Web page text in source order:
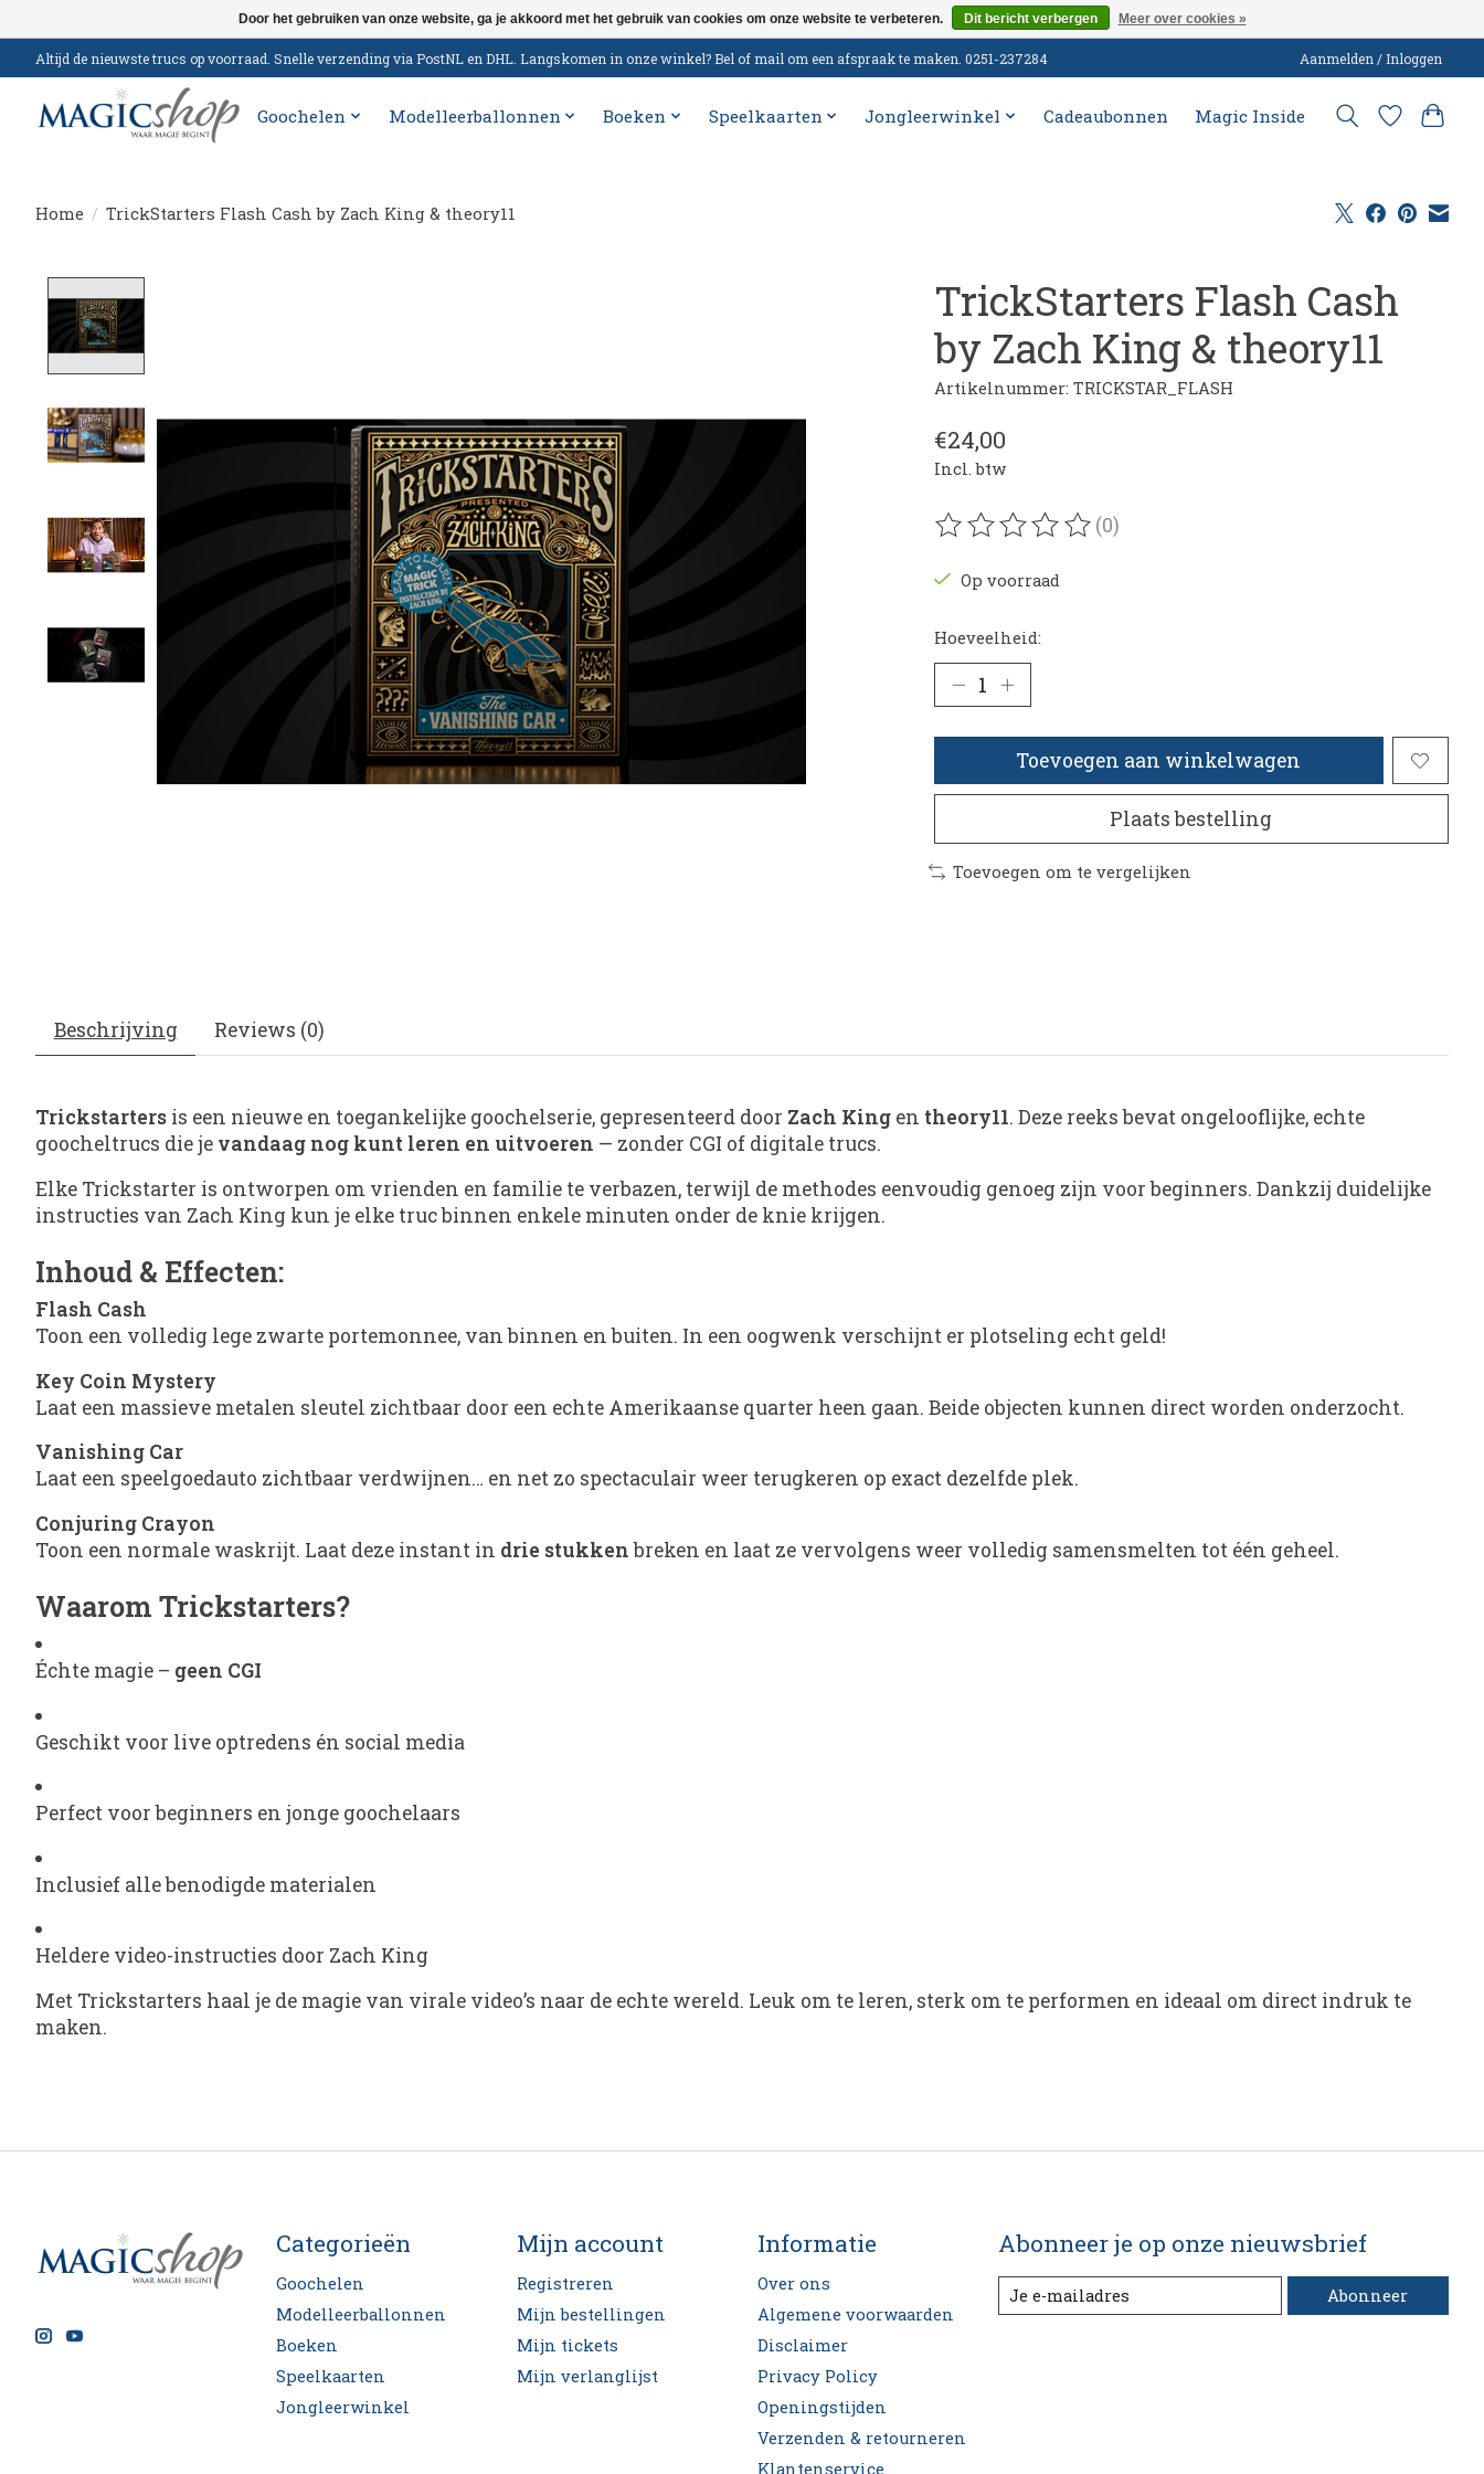
Altijd de nieuwste trucs op voorraad. Snelle verzending via PostNL en DHL. Langskomen in onze winkel? Bel of mail om een afspraak te maken. 0251-237284 Aanmelden / Inloggen
Goochelen Modelleerballonnen Boeken Speelkaarten Jongleerwinkel Cadeaubonnen Magic Inside
Home / TrickStarters Flash Cash by Zach King & theory11
TrickStarters Flash Cash
by Zach King & theory11
Artikelnummer: TRICKSTAR_FLASH
€24,00
Incl. btw
De beoordeling van dit product is
(0)
Op voorraad
Hoeveelheid:
Toevoegen aan winkelwagen
Plaats bestelling
Toevoegen om te vergelijken
Beschrijving Reviews (0)
Trickstarters is een nieuwe en toegankelijke goochelserie, gepresenteerd door Zach King en theory11. Deze reeks bevat ongelooflijke, echte
goocheltrucs die je vandaag nog kunt leren en uitvoeren — zonder CGI of digitale trucs.
Elke Trickstarter is ontworpen om vrienden en familie te verbazen, terwijl de methodes eenvoudig genoeg zijn voor beginners. Dankzij duidelijke
instructies van Zach King kun je elke truc binnen enkele minuten onder de knie krijgen.
Inhoud & Effecten:
Flash Cash
Toon een volledig lege zwarte portemonnee, van binnen en buiten. In een oogwenk verschijnt er plotseling echt geld!
Key Coin Mystery
Laat een massieve metalen sleutel zichtbaar door een echte Amerikaanse quarter heen gaan. Beide objecten kunnen direct worden onderzocht.
Vanishing Car
Laat een speelgoedauto zichtbaar verdwijnen… en net zo spectaculair weer terugkeren op exact dezelfde plek.
Conjuring Crayon
Toon een normale waskrijt. Laat deze instant in drie stukkenbreken en laat ze vervolgens weer volledig samensmelten tot één geheel.
Waarom Trickstarters?
Échte magie – geen CGI
Geschikt voor live optredens én social media
Perfect voor beginners en jonge goochelaars
Inclusief alle benodigde materialen
Heldere video-instructies door Zach King
Met Trickstarters haal je de magie van virale video’s naar de echte wereld. Leuk om te leren, sterk om te performen en ideaal om direct indruk te
maken.
Categorieën
Goochelen
Modelleerballonnen
Boeken
Speelkaarten
Jongleerwinkel
Mijn account
Registreren
Mijn bestellingen
Mijn tickets
Mijn verlanglijst
Informatie
Over ons
Algemene voorwaarden
Disclaimer
Privacy Policy
Openingstijden
Verzenden & retourneren
Klantenservice
Abonneer je op onze nieuwsbrief
Abonneer
Door het gebruiken van onze website, ga je akkoord met het gebruik van cookies om onze website te verbeteren. Dit bericht verbergen Meer over cookies »